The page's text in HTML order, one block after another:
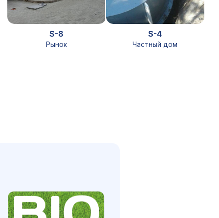
S-8
Рынок
S-4
Частный дом